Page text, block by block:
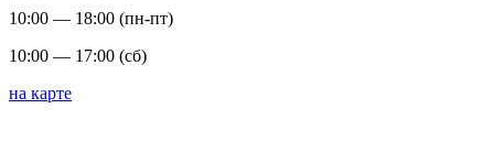
10:00 — 18:00 (пн-пт)
10:00 — 17:00 (сб)
на карте